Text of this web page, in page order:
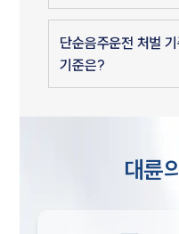
단순음주운전 처벌
기준은?
대륜